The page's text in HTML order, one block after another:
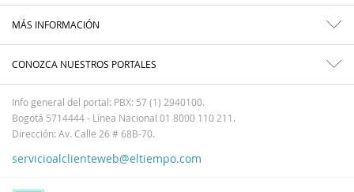
MÁS INFORMACIÓN
CONOZCA NUESTROS PORTALES
Info general del portal: PBX: 57 (1) 2940100.
Bogotá 5714444 - Línea Nacional 01 8000 110 211.
Dirección: Av. Calle 26 # 68B-70.
servicioalclienteweb@eltiempo.com